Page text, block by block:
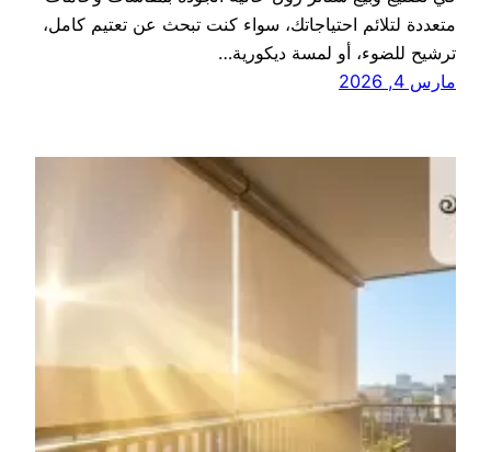
متعددة لتلائم احتياجاتك، سواء كنت تبحث عن تعتيم كامل،
ترشيح للضوء، أو لمسة ديكورية…
مارس 4, 2026